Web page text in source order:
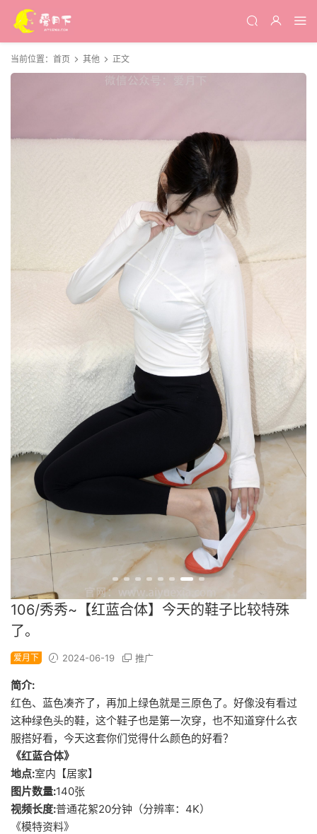
当前位置： 首页 其他 正文
106/秀秀~【红蓝合体】今天的鞋子比较特殊
了。
爱月下 2024-06-19 推广
简介:
红色、蓝色凑齐了，再加上绿色就是三原色了。好像没有看过
这种绿色头的鞋，这个鞋子也是第一次穿，也不知道穿什么衣
服搭好看，今天这套你们觉得什么颜色的好看？
《红蓝合体》
地点:室内【居家】
图片数量:140张
视频长度:普通花絮20分钟（分辨率：4K）
《模特资料》